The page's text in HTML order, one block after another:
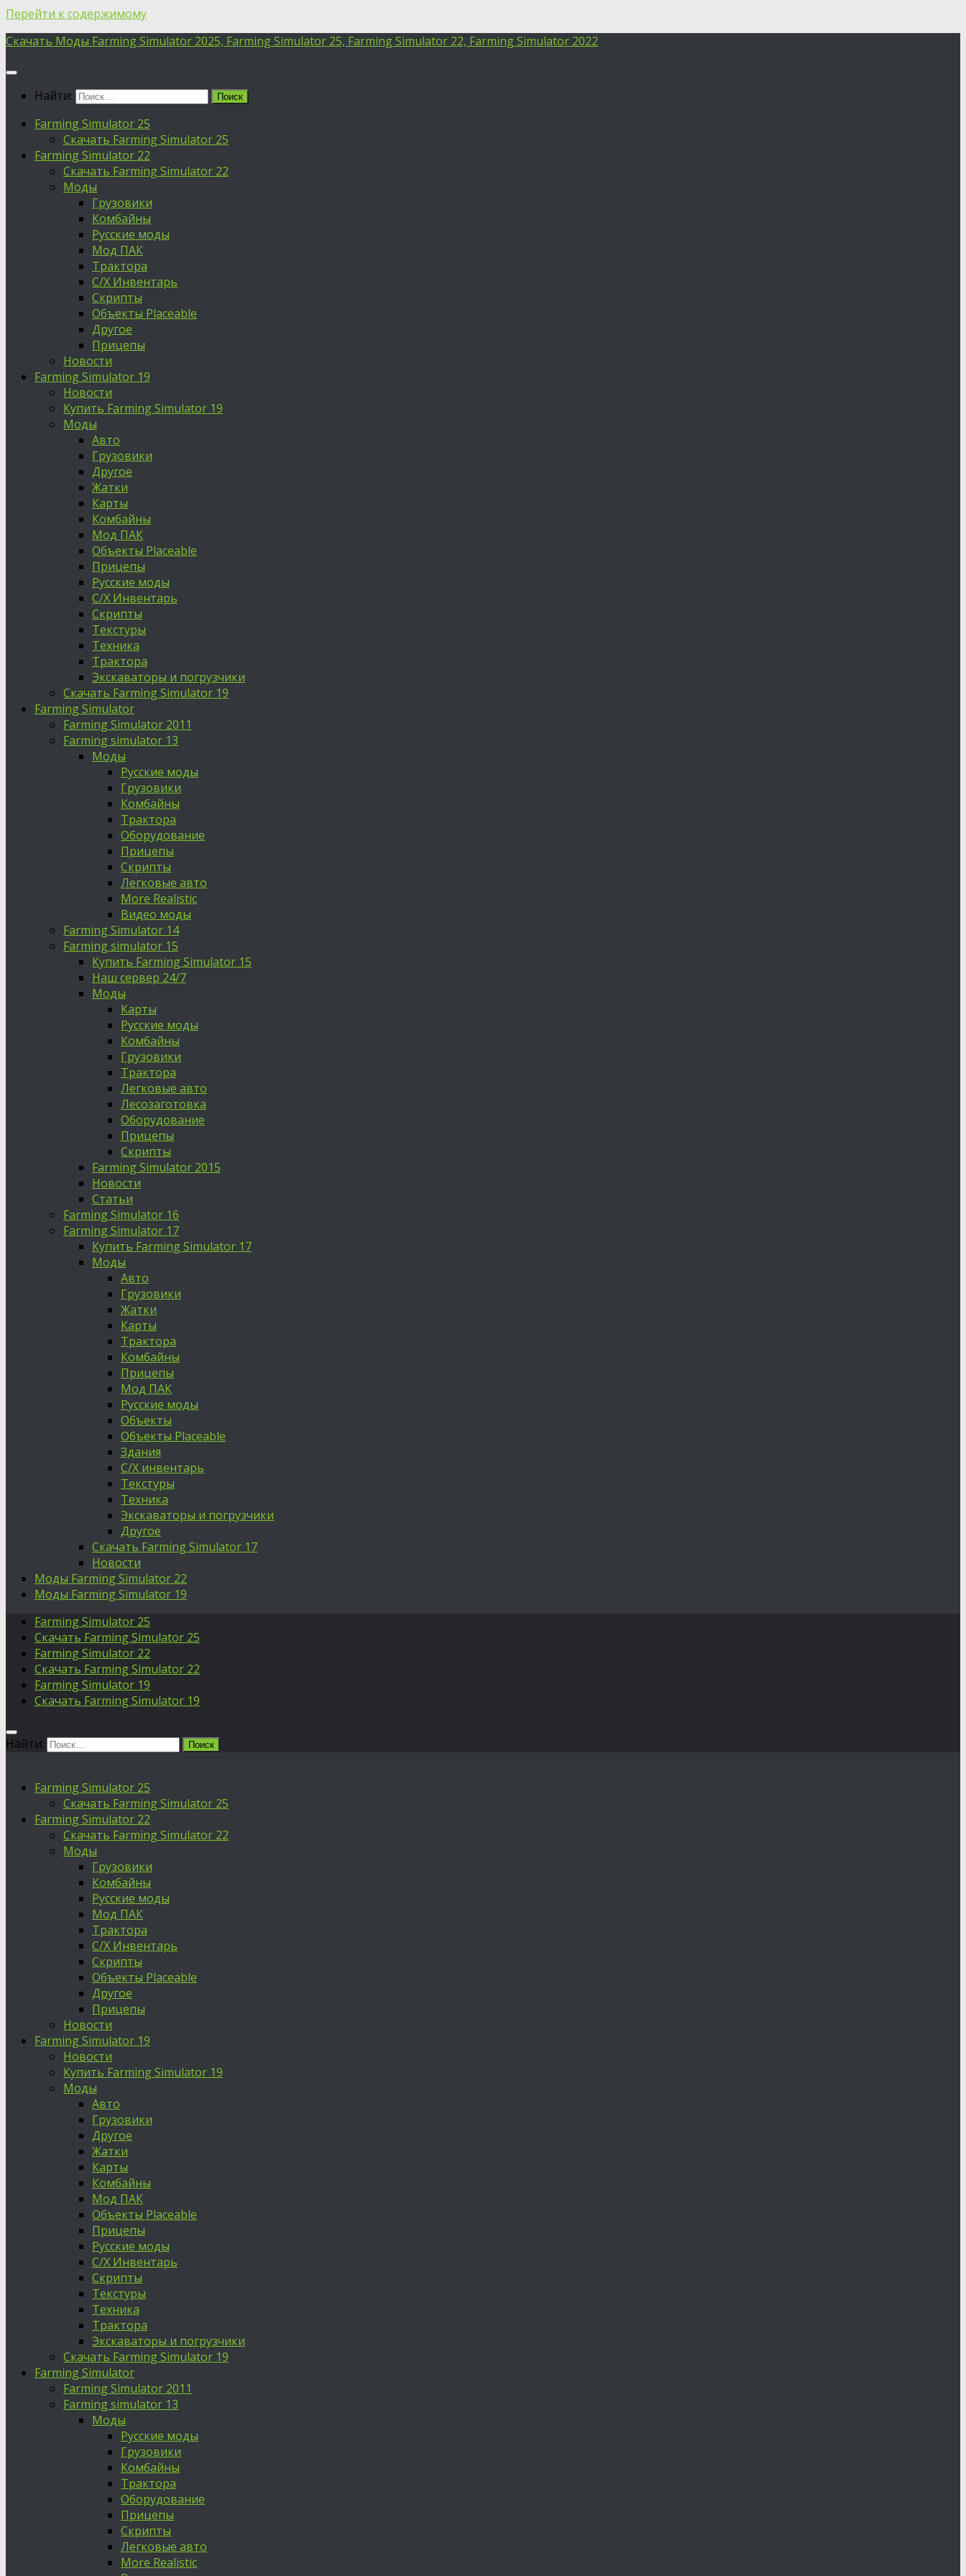
Перейти к содержимому
Скачать Моды Farming Simulator 2025, Farming Simulator 25, Farming Simulator 22, Farming Simulator 2022
Найти:
Farming Simulator 25
Скачать Farming Simulator 25
Farming Simulator 22
Скачать Farming Simulator 22
Моды
Грузовики
Комбайны
Русские моды
Мод ПАК
Трактора
С/Х Инвентарь
Скрипты
Объекты Placeable
Другое
Прицепы
Новости
Farming Simulator 19
Новости
Купить Farming Simulator 19
Моды
Авто
Грузовики
Другое
Жатки
Карты
Комбайны
Мод ПАК
Объекты Placeable
Прицепы
Русские моды
С/Х Инвентарь
Скрипты
Текстуры
Техника
Трактора
Экскаваторы и погрузчики
Скачать Farming Simulator 19
Farming Simulator
Farming Simulator 2011
Farming simulator 13
Моды
Русские моды
Грузовики
Комбайны
Трактора
Оборудование
Прицепы
Скрипты
Легковые авто
More Realistic
Видео моды
Farming Simulator 14
Farming simulator 15
Купить Farming Simulator 15
Наш сервер 24/7
Моды
Карты
Русские моды
Комбайны
Грузовики
Трактора
Легковые авто
Лесозаготовка
Оборудование
Прицепы
Скрипты
Farming Simulator 2015
Новости
Статьи
Farming Simulator 16
Farming Simulator 17
Купить Farming Simulator 17
Моды
Авто
Грузовики
Жатки
Карты
Трактора
Комбайны
Прицепы
Мод ПАК
Русские моды
Объекты
Объекты Placeable
Здания
С/Х инвентарь
Текстуры
Техника
Экскаваторы и погрузчики
Другое
Скачать Farming Simulator 17
Новости
Моды Farming Simulator 22
Моды Farming Simulator 19
Farming Simulator 25
Скачать Farming Simulator 25
Farming Simulator 22
Скачать Farming Simulator 22
Farming Simulator 19
Скачать Farming Simulator 19
Найти:
Farming Simulator 25
Скачать Farming Simulator 25
Farming Simulator 22
Скачать Farming Simulator 22
Моды
Грузовики
Комбайны
Русские моды
Мод ПАК
Трактора
С/Х Инвентарь
Скрипты
Объекты Placeable
Другое
Прицепы
Новости
Farming Simulator 19
Новости
Купить Farming Simulator 19
Моды
Авто
Грузовики
Другое
Жатки
Карты
Комбайны
Мод ПАК
Объекты Placeable
Прицепы
Русские моды
С/Х Инвентарь
Скрипты
Текстуры
Техника
Трактора
Экскаваторы и погрузчики
Скачать Farming Simulator 19
Farming Simulator
Farming Simulator 2011
Farming simulator 13
Моды
Русские моды
Грузовики
Комбайны
Трактора
Оборудование
Прицепы
Скрипты
Легковые авто
More Realistic